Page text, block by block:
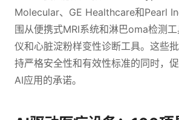
Molecular、GE Healthcare和Pearl
围从便携式MRI系统和淋巴oma检测
仪和心脏淀粉样变性诊断工具。这些
持严格安全性和有效性标准的同时，
AI应用的承诺。